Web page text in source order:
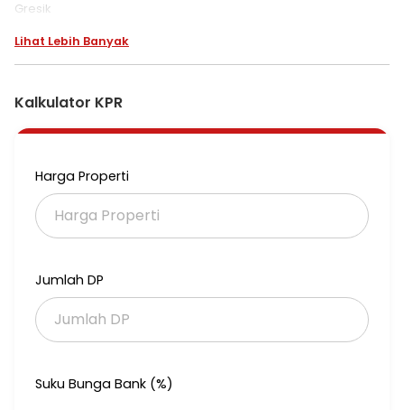
Gresik
LT 8127
Harga 11,750,000,000
sampe serah trima kunci
cash
#Menteng, Jkrta
#web
Lihat Lebih Banyak
Kalkulator KPR
Harga Properti
Jumlah DP
Suku Bunga Bank (%)